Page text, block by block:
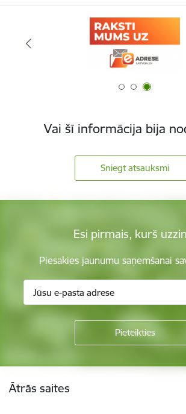
Vai šī informācija bija
Sniegt atsauksmi
Esi pirmais, kurš
Piesakies jaunumu saņemšanai
Ātrās saites